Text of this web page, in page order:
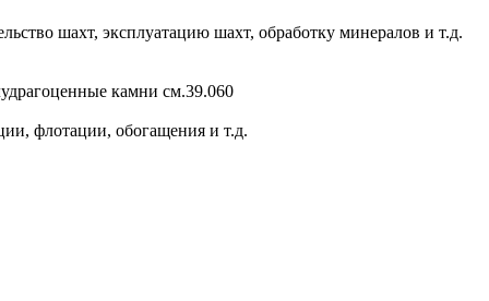
шахт, эксплуатацию шахт, обработку минералов и т.д.
камни см.39.060
флотации, обогащения и т.д.